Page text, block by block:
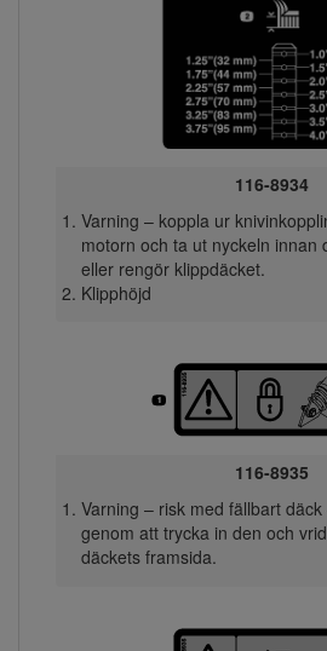
116-8934
Varning – koppla ur
motorn och ta ut nyckeln innan
eller rengör klippdäcket.
Klipphöjd
116-8935
Varning – risk med fällbart
genom att trycka in den och
däckets framsida.